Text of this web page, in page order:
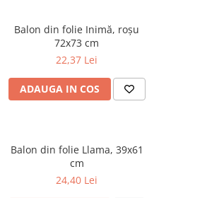
Balon din folie Inimă, roșu
72x73 cm
22,37 Lei
ADAUGA IN COS
Balon din folie Llama, 39x61
cm
24,40 Lei